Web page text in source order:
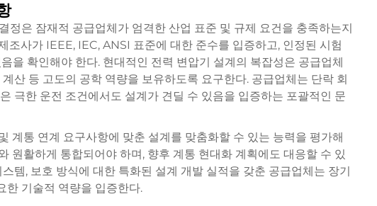
정은 잠재적 공급업체가 엄격한 산업 표준 및 규제 요건을 충족하는지
조사가 IEEE, IEC, ANSI 표준에 대한 준수를 입증하고, 인정된 시험
을 확인해야 한다. 현대적인 전력 변압기 설계의 복잡성은 공급업체
산 등 고도의 공학 역량을 보유하도록 요구한다. 공급업체는 단락 회
극한 운전 조건에서도 설계가 견딜 수 있음을 입증하는 포괄적인 문
계통 연계 요구사항에 맞춘 설계를 맞춤화할 수 있는 능력을 평가해
원활하게 통합되어야 하며, 향후 계통 현대화 계획에도 대응할 수 있
템, 보호 방식에 대한 특화된 설계 개발 실적을 갖춘 공급업체는 장기
한 기술적 역량을 입증한다.